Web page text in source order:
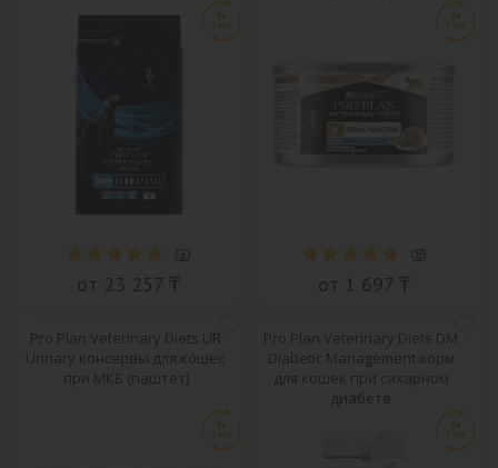
( 3)
от 23 257 ₸
(8)
от 1 697 ₸
Pro Plan Veterinary Diets UR
Urinary консервы для кошек
при МКБ (паштет)
Pro Plan Veterinary Diets DM
Diabetic Management корм
для кошек при сахарном
диабете